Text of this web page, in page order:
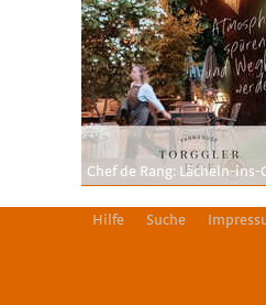
Chef de Rang: Lächeln-
Hilfe Suche